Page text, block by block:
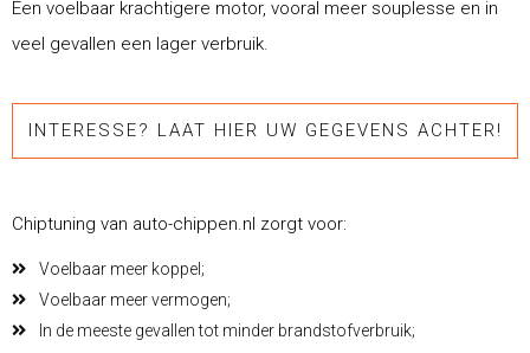
Een voelbaar krachtigere motor, vooral meer souplesse en in
veel gevallen een lager verbruik.
INTERESSE? LAAT HIER UW GEGEVENS ACHTER!
Chiptuning van auto-chippen.nl zorgt voor:
Voelbaar meer koppel;
Voelbaar meer vermogen;
In de meeste gevallen tot minder brandstofverbruik;